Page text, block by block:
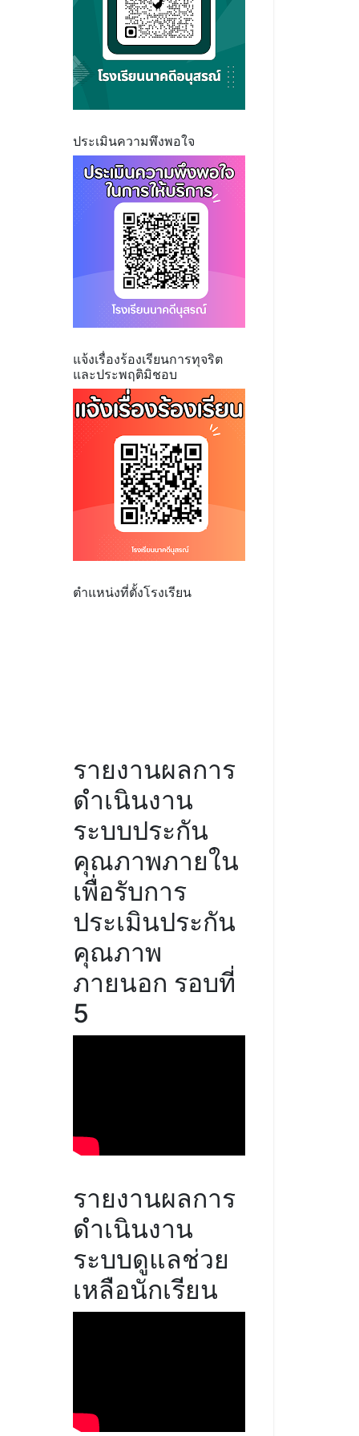
ประเมินความพึงพอใจ
แจ้งเรื่องร้องเรียนการทุจริต
และประพฤติมิชอบ
ตำแหน่งที่ตั้งโรงเรียน
รายงานผลการ
ดำเนินงาน
ระบบประกัน
คุณภาพภายใน
เพื่อรับการ
ประเมินประกัน
คุณภาพ
ภายนอก รอบที่
5
รายงานผลการ
ดำเนินงาน
ระบบดูแลช่วย
เหลือนักเรียน